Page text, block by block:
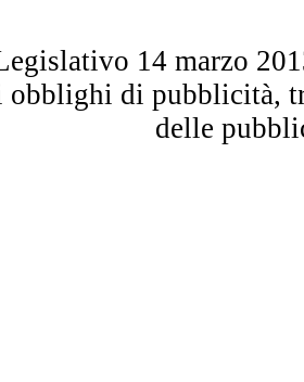
14 marzo
obblighi di pubblicità,
delle